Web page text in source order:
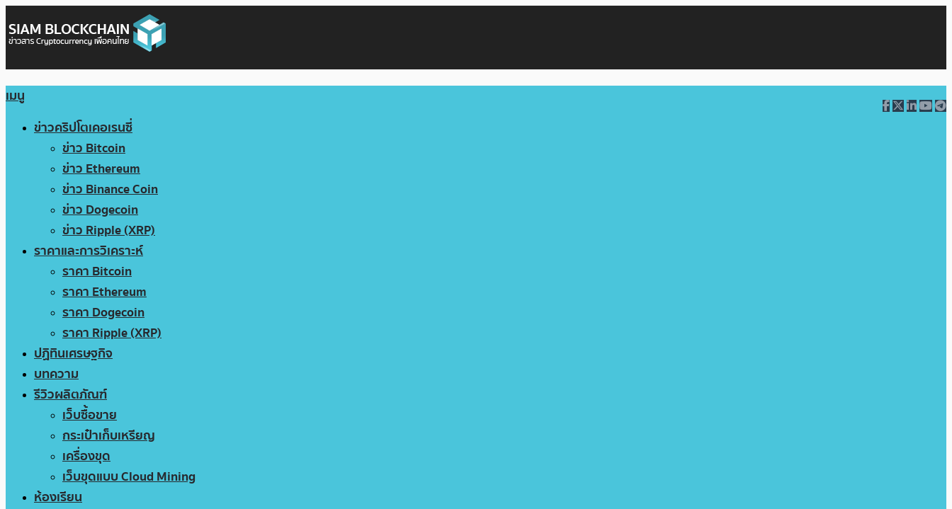
เมนู
ข่าวคริปโตเคอเรนซี่
ข่าว Bitcoin
ข่าว Ethereum
ข่าว Binance Coin
ข่าว Dogecoin
ข่าว Ripple (XRP)
ราคาและการวิเคราะห์
ราคา Bitcoin
ราคา Ethereum
ราคา Dogecoin
ราคา Ripple (XRP)
ปฏิทินเศรษฐกิจ
บทความ
รีวิวผลิตภัณฑ์
เว็บซื้อขาย
กระเป๋าเก็บเหรียญ
เครื่องขุด
เว็บขุดแบบ Cloud Mining
ห้องเรียน